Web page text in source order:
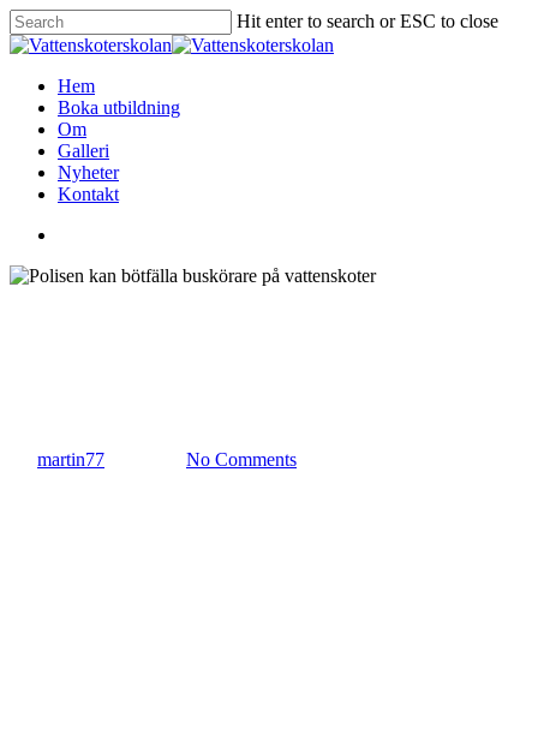
Skip
to
content
Hit enter to search or ESC to close
Close
search
Menu
Hem
Boka utbildning
Om
Galleri
Nyheter
Kontakt
martin77 No Comments